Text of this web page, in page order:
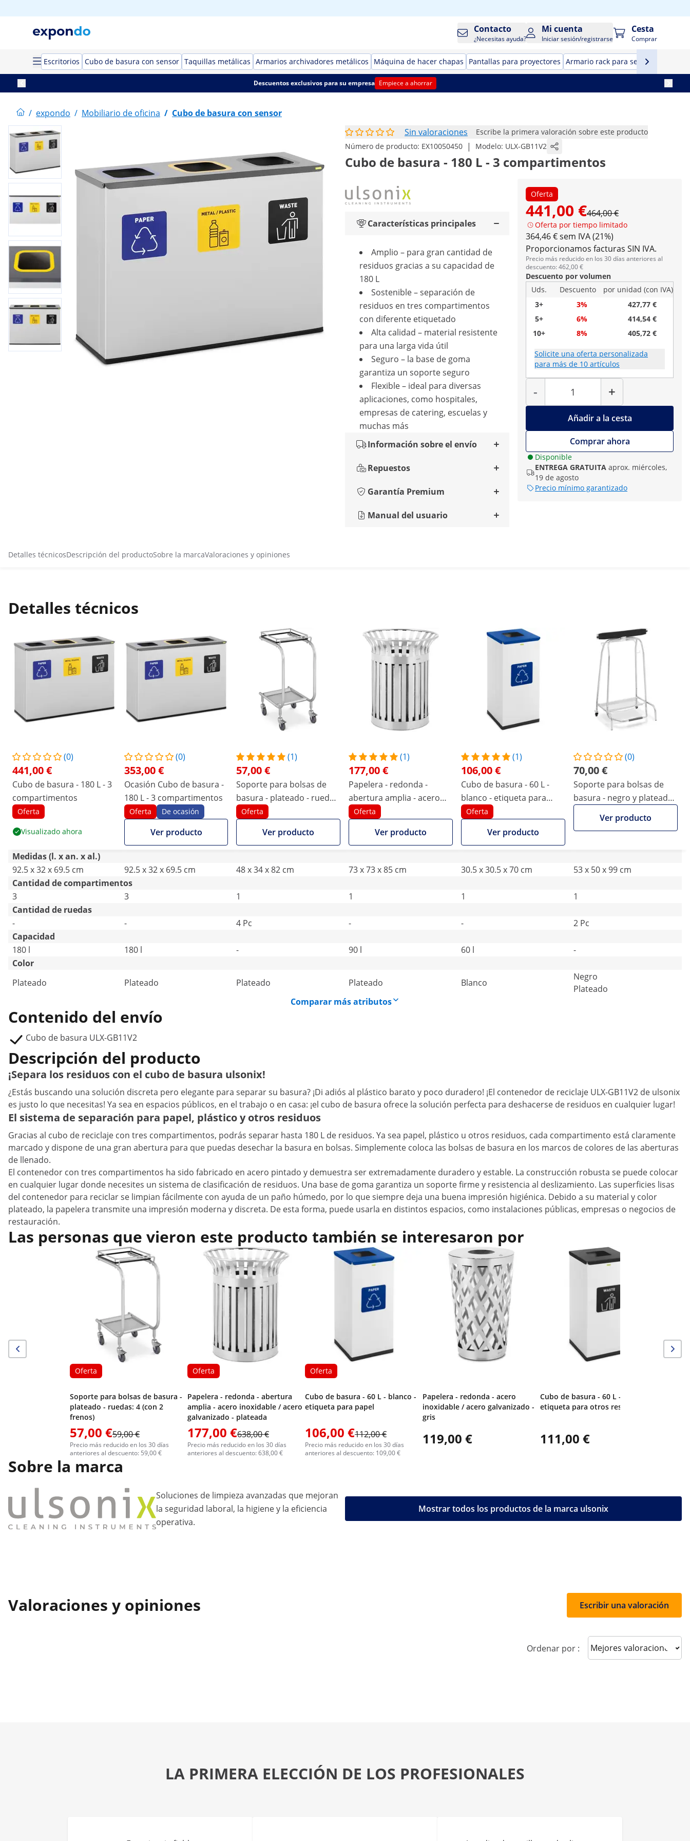
Contacto
¿Necesitas ayuda?
Mi cuenta
Iniciar sesión/registrarse
Cesta
Comprar
Escritorios Cubo de basura con sensor Taquillas metálicas Armarios archivadores metálicos Máquina de hacer chapas Pantallas para proyectores Armario rack para servidor
Descuentos exclusivos para su empresa Empiece a ahorrar
/ expondo / Mobiliario de oficina / Cubo de basura con sensor
Sin valoraciones
Escribe la primera valoración sobre este producto
Número de producto: EX10050450 | Modelo: ULX-GB11V2
Cubo de basura - 180 L - 3 compartimentos
Oferta
441,00 €464,00 €
Oferta por tiempo limitado
364,46 € sem IVA (21%)
Proporcionamos facturas SIN IVA.
Precio más reducido en los 30 días anteriores al
descuento: 462,00 €
Descuento por volumen
Uds.
Descuento
por unidad (con IVA)
3+
3%
427,77 €
5+
6%
414,54 €
10+
8% 405,72 €
Solicite una oferta personalizada
para más de 10 artículos
-
Cantidad
+
Añadir a la cesta
Comprar ahora
Disponible
ENTREGA GRATUITA aprox. miércoles,
19 de agosto
Precio mínimo garantizado
Características principales
Amplio – para gran cantidad de
residuos gracias a su capacidad de
180 L
Sostenible – separación de
residuos en tres compartimentos
con diferente etiquetado
Alta calidad – material resistente
para una larga vida útil
Seguro – la base de goma
garantiza un soporte seguro
Flexible – ideal para diversas
aplicaciones, como hospitales,
empresas de catering, escuelas y
muchas más
Información sobre el envío
Repuestos
Garantía Premium
Manual del usuario
Detalles técnicosDescripción del productoSobre la marcaValoraciones y opiniones
Detalles técnicos
(0)
441,00 €
Cubo de basura - 180 L - 3
compartimentos
Oferta
Visualizado ahora
(0)
353,00 €
Ocasión Cubo de basura -
180 L - 3 compartimentos
Oferta De ocasión
Ver producto
(1)
57,00 €
Soporte para bolsas de
basura - plateado - ruedas:
4 (con 2 frenos)
Oferta
Ver producto
(1)
177,00 €
Papelera - redonda -
abertura amplia - acero
inoxidable / acero
galvanizado - plateada
Oferta
Ver producto
(1)
106,00 €
Cubo de basura - 60 L -
blanco - etiqueta para
papel
Oferta
Ver producto
(0)
70,00 €
Soporte para bolsas de
basura - negro y plateado -
pivotantes con freno
Ver producto
Medidas (l. x an. x al.)
92.5 x 32 x 69.5 cm
92.5 x 32 x 69.5 cm 48 x 34 x 82 cm 73 x 73 x 85 cm 30.5 x 30.5 x 70 cm
53 x 50 x 99 cm
Cantidad de compartimentos
3
3 1 1 1
1
Cantidad de ruedas
-
- 4 Pc - -
2 Pc
Capacidad
180 l
180 l - 90 l 60 l
-
Color
Plateado
Plateado Plateado Plateado Blanco
Negro
Plateado
Comparar más atributos
Contenido del envío
Cubo de basura ULX-GB11V2
Descripción del producto
¡Separa los residuos con el cubo de basura ulsonix!
¿Estás buscando una solución discreta pero elegante para separar su basura? ¡Di adiós al plástico barato y poco duradero! ¡El contenedor de reciclaje ULX-GB11V2 de ulsonix
es justo lo que necesitas! Ya sea en espacios públicos, en el trabajo o en casa: ¡el cubo de basura ofrece la solución perfecta para deshacerse de residuos en cualquier lugar!
El sistema de separación para papel, plástico y otros residuos
Gracias al cubo de reciclaje con tres compartimentos, podrás separar hasta 180 L de residuos. Ya sea papel, plástico u otros residuos, cada compartimento está claramente
marcado y dispone de una gran abertura para que puedas desechar la basura en bolsas. Simplemente coloca las bolsas de basura en los marcos de colores de las aberturas
de llenado.
El contenedor con tres compartimentos ha sido fabricado en acero pintado y demuestra ser extremadamente duradero y estable. La construcción robusta se puede colocar
en cualquier lugar donde necesites un sistema de clasificación de residuos. Una base de goma garantiza un soporte firme y resistencia al deslizamiento. Las superficies lisas
del contenedor para reciclar se limpian fácilmente con ayuda de un paño húmedo, por lo que siempre deja una buena impresión higiénica. Debido a su material y color
plateado, la papelera transmite una impresión moderna y discreta. De esta forma, puede usarla en distintos espacios, como instalaciones públicas, empresas o negocios de
restauración.
Las personas que vieron este producto también se interesaron por
Oferta
Soporte para bolsas de basura -
plateado - ruedas: 4 (con 2
frenos)
57,00 €59,00 €
Precio más reducido en los 30 días
anteriores al descuento: 59,00 €
Oferta
Papelera - redonda - abertura
amplia - acero inoxidable / acero
galvanizado - plateada
177,00 €638,00 €
Precio más reducido en los 30 días
anteriores al descuento: 638,00 €
Oferta
Cubo de basura - 60 L - blanco -
etiqueta para papel
106,00 €112,00 €
Precio más reducido en los 30 días
anteriores al descuento: 109,00 €
Papelera - redonda - acero
inoxidable / acero galvanizado -
gris
119,00 €
Cubo de basura - 60 L - blanco -
etiqueta para otros residuos
111,00 €
Sobre la marca
Soluciones de limpieza avanzadas que mejoran
la seguridad laboral, la higiene y la eficiencia
operativa.
Mostrar todos los productos de la marca ulsonix
Valoraciones y opiniones Escribir una valoración
Ordenar por : Sort reviews
LA PRIMERA ELECCIÓN DE LOS PROFESIONALES